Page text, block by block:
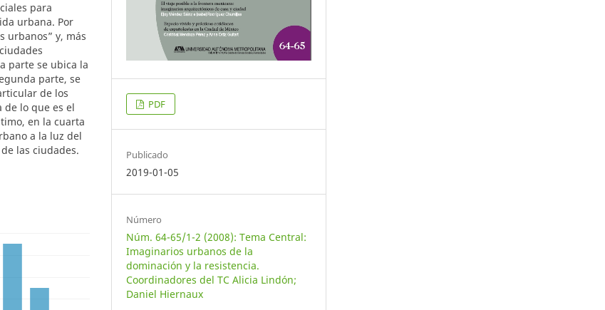
para
urbana. Por
urbanos” y, más
parte se ubica la
parte, se
de los
de lo que es el
en la cuarta
a la luz del
las ciudades.
PDF
Publicado
2019-01-05
Número
Núm. 64-65/1-2 (2008): Tema Central:
Imaginarios urbanos de la
dominación y la resistencia.
Coordinadores del TC Alicia Lindón;
Daniel Hiernaux